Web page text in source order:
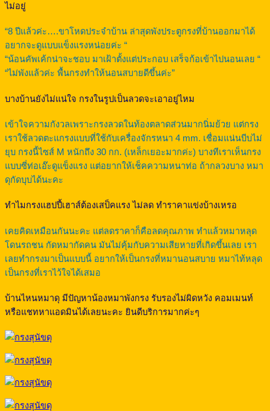
ไม่อยู่
“8 ปีแล้วค่ะ….ขาโหดประจำบ้าน ล่าสุดพังประตูกรงที่บ้านออกมาได้
อยากจะดูแบบแข็งแรงหน่อยค่ะ “
“น้อนคัพเค้กน่าจะชอบ มาเฝ้าตั้งแต่ประกอบ เสร็จก้อเข้าไปนอนเลย “
“ไม่พังแล้วค่ะ พื้นกรงทำให้นอนสบายดีขึ้นค่ะ”
บางบ้านยังไม่แน่ใจ กรงในรูปเป็นลวดจะเอาอยู่ไหม
เข้าใจความกังวลเพราะกรงลวดในท้องตลาดส่วนมากนิ่มย้วย แต่กรง
เราใช้ลวดตะแกรงแบบที่ใช้กับเครื่องจักรหนา 4 mm. เชื่อมแน่นบีบไม่
ยุบ กรงนี้ไซส์ M หนักถึง 30 กก. (เหล็กเยอะมากค่ะ) บางทีเราเห็นกรง
แบบซี่ท่อเอ๊ะดูแข็งแรง แต่อยากให้เช็คความหนาท่อ ถ้ากลวงบาง หมา
ดุกัดบุบได้นะคะ
ทำไมกรงแฮปปี้เฮาส์ต้องเสป็คแรง ไม่ลด ทำราคาแข่งบ้างเหรอ
เคยคิดเหมือนกันนะคะ แต่ลดราคาก็คือลดคุณภาพ ทำแล้วหมาหลุด
โดนรถชน กัดหมากัดคน มันไม่คุ้มกับความเสียหายที่เกิดขึ้นเลย เรา
เลยทำกรงมาเป็นแบบนี้ อยากให้เป็นกรงที่หมานอนสบาย หมาไท้หลุด
เป็นกรงที่เราไว้ใจได้เสมอ
บ้านไหนหมาดุ มีปัญหาน้องหมาพังกรง รับรองไม่ผิดหวัง คอมเมนท์
หรือแชทหาแอดมินได้เลยนะคะ ยินดีบริการมากค่ะๆ